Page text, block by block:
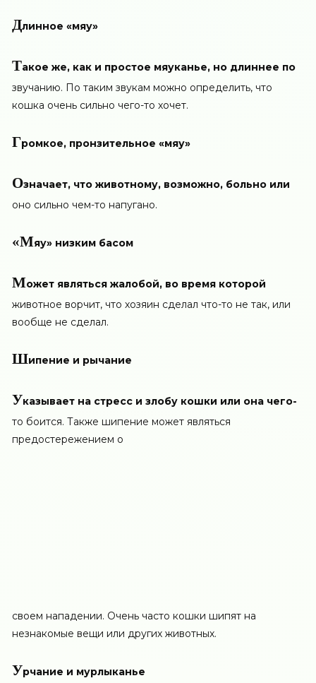
Длинное «мяу»
Такое же, как и простое мяуканье, но длиннее по
звучанию. По таким звукам можно определить, что
кошка очень сильно чего-то хочет.
Громкое, пронзительное «мяу»
Означает, что животному, возможно, больно или
оно сильно чем-то напугано.
«Мяу» низким басом
Может являться жалобой, во время которой
животное ворчит, что хозяин сделал что-то не так, или
вообще не сделал.
Шипение и рычание
Указывает на стресс и злобу кошки или она чего-
то боится. Также шипение может являться
предостережением о
своем нападении. Очень часто кошки шипят на
незнакомые вещи или других животных.
Урчание и мурлыканье